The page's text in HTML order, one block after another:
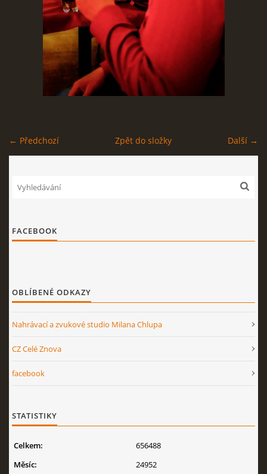
Kapela BUMERANG
Poříčany okr. Kolín
+420 724 629 042
kapelabumerang@gmail.com
← Předchozí Další →
Zpět do složky
FACEBOOK
OBLÍBENÉ ODKAZY
Nahrávací a zvukové studio Milana Chlupa
CZ Celé Znova
facebook
STATISTIKY
Celkem:
656488
Měsíc:
24952